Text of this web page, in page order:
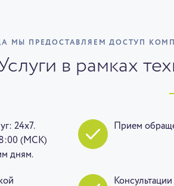
МЫ ПРЕДОСТАВЛЯЕМ ДОСТУП
в рамках
24x7.
(МСК)
дням.
Прием